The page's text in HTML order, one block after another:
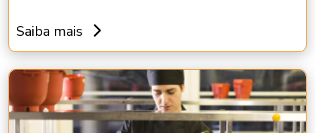
Saiba mais